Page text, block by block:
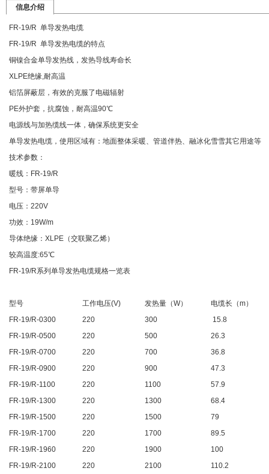
信息介绍
FR-19/R 单导发热电缆
FR-19/R 单导发热电缆的特点
铜镍合金单导发热线，发热导线寿命长
XLPE绝缘,耐高温
铝箔屏蔽层，有效的克服了电磁辐射
PE外护套，抗腐蚀，耐高温90℃
电源线与加热缆线一体，确保系统更安全
单导发热电缆，使用区域有：地面整体采暖、管道伴热、融冰化雪雪其它用途等
技术参数：
暖线：FR-19/R
型号：带屏单导
电压：220V
功效：19W/m
导体绝缘：XLPE（交联聚乙烯）
较高温度:65℃
FR-19/R系列单导发热电缆规格一览表
型号 工作电压(V) 发热量（W）
电缆长（m）
FR-19/R-0300
220 300
15.8
FR-19/R-0500
220 500
26.3
FR-19/R-0700
220 700
36.8
FR-19/R-0900
220 900
47.3
FR-19/R-1100
220 1100
57.9
FR-19/R-1300
220 1300
68.4
FR-19/R-1500
220 1500
79
FR-19/R-1700
220 1700
89.5
FR-19/R-1960
220 1900
100
FR-19/R-2100
220 2100
110.2